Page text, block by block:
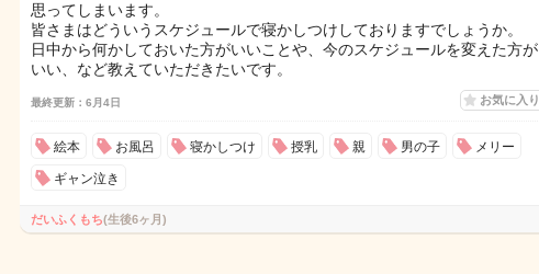
思ってしまいます。
皆さまはどういうスケジュールで寝かしつけしておりますでしょうか。
日中から何かしておいた方がいいことや、今のスケジュールを変えた方が
いい、など教えていただきたいです。
最終更新：6月4日 お気に入り
絵本 お風呂 寝かしつけ 授乳 親 男の子 メリー
ギャン泣き
だいふくもち(生後6ヶ月)